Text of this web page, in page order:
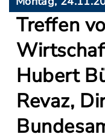
Treffen
Hubert
Revaz,